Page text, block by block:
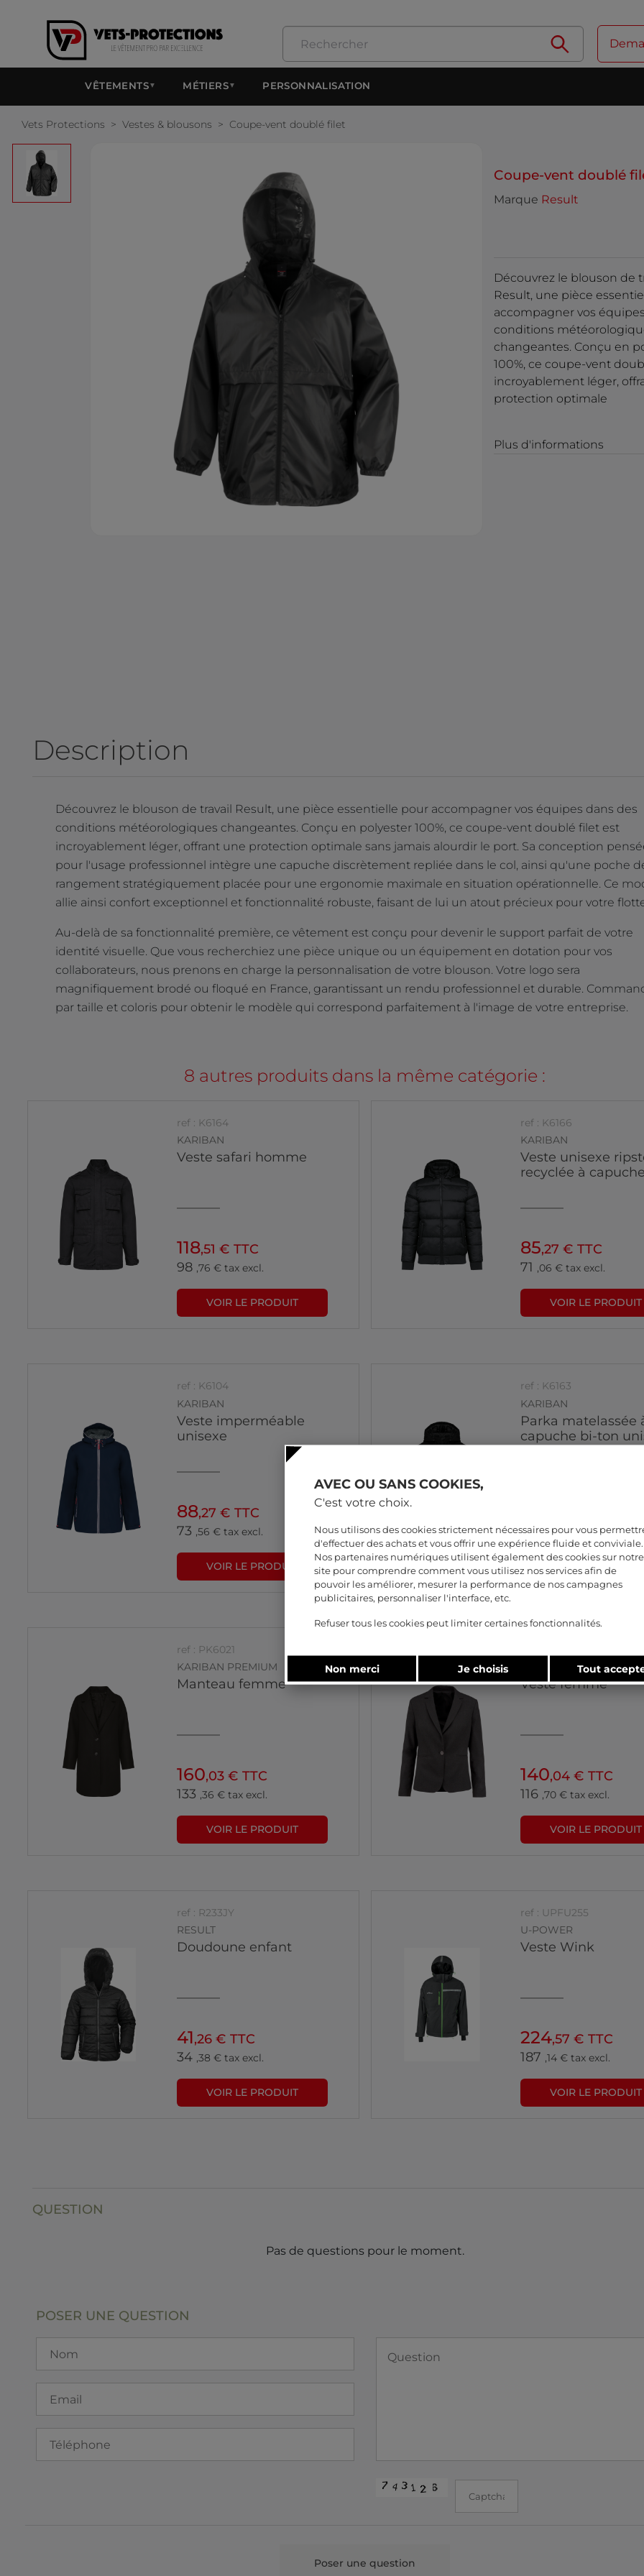
VÊTEMENTS▼ MÉTIERS▼ PERSONNALISATION
Vets Protections Vestes & blousons Coupe-vent doublé filet
Coupe-vent doublé
Marque Result
Découvrez le blouson de
Result, une pièce
accompagner vos
conditions
changeantes. Conçu en
100%, ce coupe-vent
incroyablement léger,
protection optimale
Plus d'informations
Description
Découvrez le blouson de travail Result, une pièce essentielle pour accompagner vos équipes dans des
conditions météorologiques changeantes. Conçu en polyester 100%, ce coupe-vent doublé filet est
incroyablement léger, offrant une protection optimale sans jamais alourdir le port. Sa conception
pour l'usage professionnel intègre une capuche discrètement repliée dans le col, ainsi qu'une poche
rangement stratégiquement placée pour une ergonomie maximale en situation opérationnelle. Ce
allie ainsi confort exceptionnel et fonctionnalité robuste, faisant de lui un atout précieux pour votre
Au-delà de sa fonctionnalité première, ce vêtement est conçu pour devenir le support parfait de votre
identité visuelle. Que vous recherchiez une pièce unique ou un équipement en dotation pour vos
collaborateurs, nous prenons en charge la personnalisation de votre blouson. Votre logo sera
magnifiquement brodé ou floqué en France, garantissant un rendu professionnel et durable.
par taille et coloris pour obtenir le modèle qui correspond parfaitement à l'image de votre entreprise.
8 autres produits dans la même catégorie :
ref : K6164
KARIBAN
Veste safari homme
118,51 € TTC
98 ,76 € tax excl.
VOIR LE PRODUIT
ref : K6166
KARIBAN
Veste unisexe
recyclée à
85,27 € TTC
71 ,06 € tax excl.
VOIR LE PRODUIT
ref : K6104
KARIBAN
Veste imperméable
unisexe
88,27 € TTC
73 ,56 € tax excl.
VOIR LE PRODUIT
ref : K6163
KARIBAN
Parka matelassée
capuche bi-ton
83,10 € tax excl.
VOIR LE PRODUIT
ref : PK6021
KARIBAN PREMIUM
Manteau femme
160,03 € TTC
133 ,36 € tax excl.
VOIR LE PRODUIT
Veste femme
140,04 € TTC
116 ,70 € tax excl.
VOIR LE PRODUIT
ref : R233JY
RESULT
Doudoune enfant
41,26 € TTC
34 ,38 € tax excl.
VOIR LE PRODUIT
ref : UPFU255
U-POWER
Veste Wink
224,57 € TTC
187 ,14 € tax excl.
VOIR LE PRODUIT
QUESTION
Pas de questions pour le moment.
POSER UNE QUESTION
AVEC OU SANS COOKIES,
C'est votre choix.
Nous utilisons des cookies strictement nécessaires pour vous
d'effectuer des achats et vous offrir une expérience fluide et conviviale.
Nos partenaires numériques utilisent également des cookies sur notre
site pour comprendre comment vous utilisez nos services afin de
pouvoir les améliorer, mesurer la performance de nos campagnes
publicitaires, personnaliser l'interface, etc.
Refuser tous les cookies peut limiter certaines fonctionnalités.
Non merci Je choisis Tout